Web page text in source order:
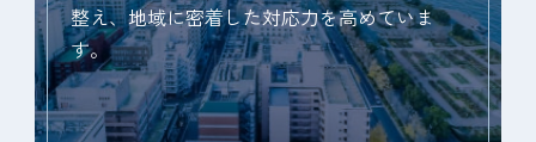
整え、地域に密着した対応力を高めていま
す。